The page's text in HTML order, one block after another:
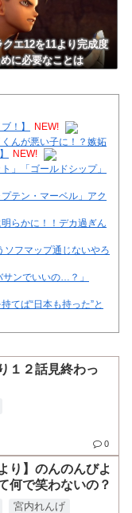
クエ12を11より完成度
に必要なことは
！】
NEW!
んが悪い子に！？嫉妬
NEW!
」「ゴールドシップ」
テン・マーベル」アク
らかに！！デカ過ぎん
ソフマップ通じないやろ
サンでいいの…？」
てば“日本も持った”と
たアニメｗｗｗ
は一体何だったの
話 感想：敵を探すより
１２話見終わっ
0
り】のんのんびよ
何で笑わないの？
宮内れんげ